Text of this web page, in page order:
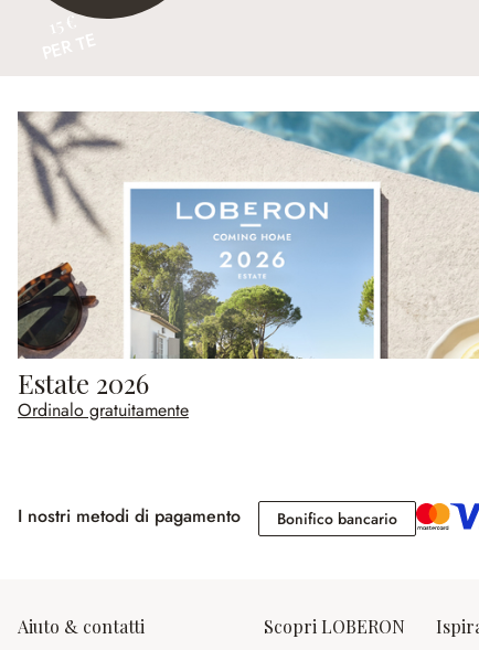
15 €
Estate 2026
Ordinalo gratuitamente
I nostri metodi di pagamento Bonifico bancarioBonifico
Aiuto & contatti Scopri LOBERON